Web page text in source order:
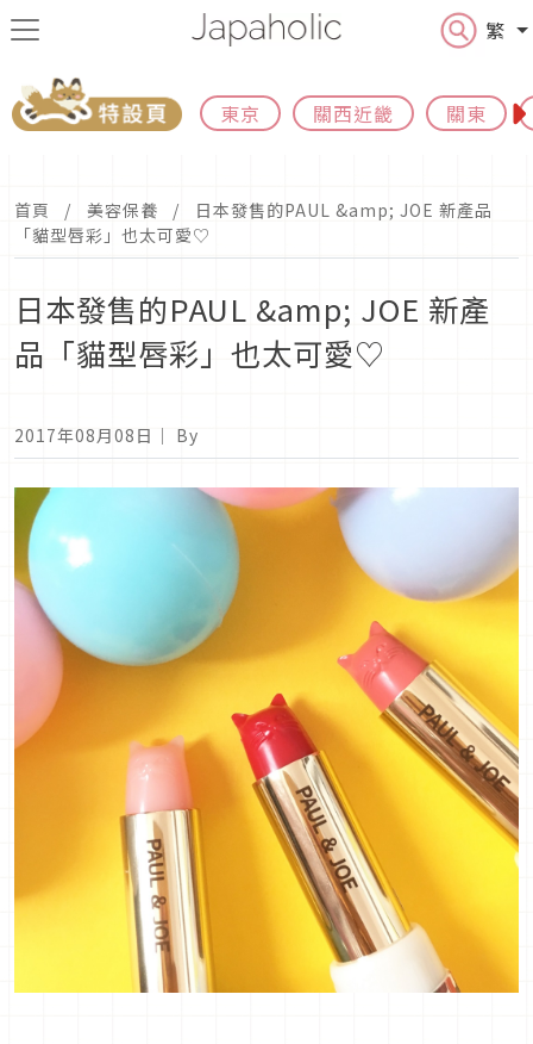
繁
東京 關西近畿 關東
首頁 美容保養
日本發售的PAUL &amp; JOE 新產品
「貓型唇彩」也太可愛♡
日本發售的PAUL &amp; JOE 新產
品「貓型唇彩」也太可愛♡
2017年08月08日 ｜ By